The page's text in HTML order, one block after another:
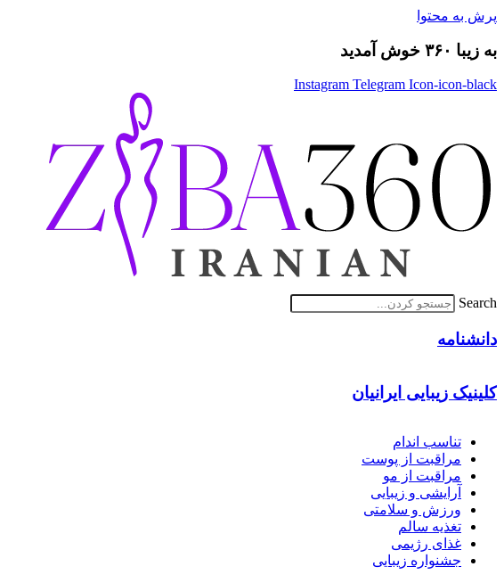
پرش به محتوا
به زیبا ۳۶۰ خوش آمدید
Instagram Telegram Icon-icon-black
Search
دانشنامه
کلینیک زیبایی ایرانیان
تناسب اندام
مراقبت از پوست
مراقبت از مو
آرایشی و زیبایی
ورزش و سلامتی
تغذیه سالم
غذای رژیمی
جشنواره زیبایی